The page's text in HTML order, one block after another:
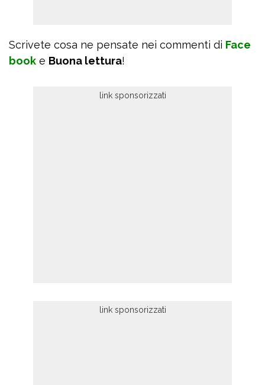
Scrivete cosa ne pensate nei commenti di Face
book e Buona lettura!